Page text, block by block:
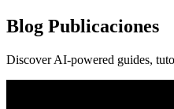
Blog Publicaciones
Discover AI-powered guides,